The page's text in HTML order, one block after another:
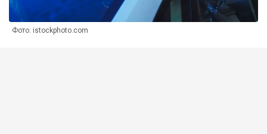
Фото: istockphoto.com